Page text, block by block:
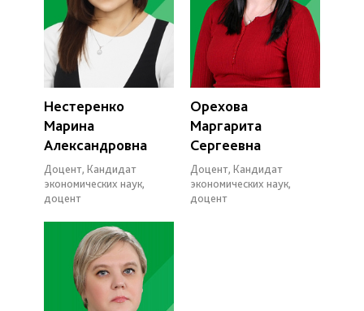
Нестеренко
Марина
Александровна
Доцент, Кандидат
экономических наук,
доцент
Орехова
Маргарита
Сергеевна
Доцент, Кандидат
экономических наук,
доцент